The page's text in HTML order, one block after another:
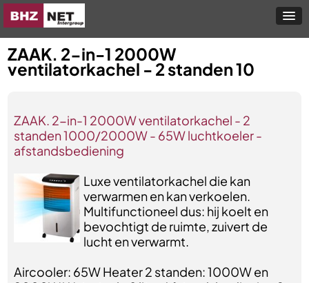
ZAAK. 2-in-1 2000W
ventilatorkachel - 2 standen 10
ZAAK. 2-in-1 2000W ventilatorkachel - 2
standen 1000/2000W - 65W luchtkoeler -
afstandsbediening
Luxe ventilatorkachel die kan
verwarmen en kan verkoelen.
Multifunctioneel dus: hij koelt en
bevochtigt de ruimte, zuivert de
lucht en verwarmt.
Aircooler: 65W Heater 2 standen: 1000W en